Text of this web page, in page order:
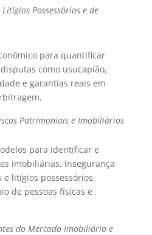
Possessórios e de
para quantificar
como usucapião,
e garantias reais em
Patrimoniais e Imobiliários
para identificar e
imobiliárias, insegurança
litígios possessórios,
de pessoas físicas e
do Mercado Imobiliário e